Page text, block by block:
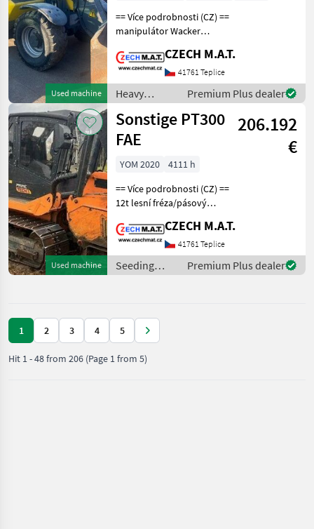
Used machine
== Více podrobnosti (CZ) ==
manipulátor Wacker
2017 najeto 4 250
motohodin motor 115 kW
váha 12.5 t (nosnost 5.5 t)
dosah 9m 1.majitel
CZECH M.A.T.
41761 Teplice
Heavy
equipment/
construction
machines /
Sonstige
Premium Plus dealer
Used machine
Sonstige PT300
FAE
206.192
€
YOM 2020
4111 h
== Více podrobnosti (CZ) ==
12t lesní fréza/pásový
FAE/PrimeTech - PT 300
(prime mover) rok 2020 1.
majitel 4.111 motohodin
diesel max hm
CZECH M.A.T.
41761 Teplice
Seeding
equipment /
Premium Plus dealer
1 2 3 4 5
Hit 1-48from 206 (Page 1 from 5)